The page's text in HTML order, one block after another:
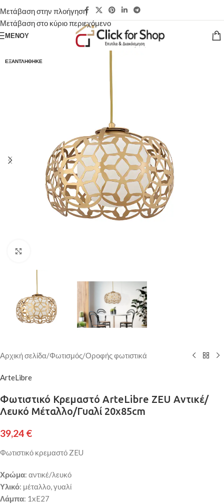
Μετάβαση στην πλοήγηση
Μετάβαση στο κύριο περιεχόμενο
ΜΕΝΟΎ
ΕΞΑΝΤΛΉΘΗΚΕ
Αρχική σελίδα/Φωτισμός/Οροφής φωτιστικά
ArteLibre
Φωτιστικό Κρεμαστό ArteLibre ZEU Αντικέ/
Λευκό Μέταλλο/Γυαλί 20x85cm
39,24 €
Φωτιστικό κρεμαστό ZEU
Χρώμα: αντικέ/λευκό
Υλικό: μέταλλο, γυαλί
Λάμπα: 1xE27